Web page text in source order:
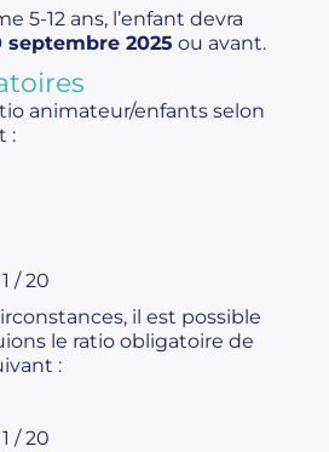
5-12 ans, l’enfant devra
septembre 2025 ou avant.
animateur/enfants selon
:
/ 20
il est possible
le ratio obligatoire de
:
/ 20